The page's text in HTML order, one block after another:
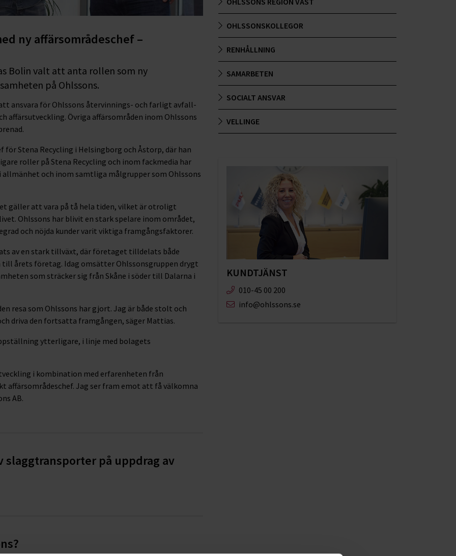
ny affärsområdeschef –
Bolin valt att anta rollen som ny
på Ohlssons.
ansvara för Ohlssons återvinnings- och farligt avfall-
Övriga affärsområden inom Ohlssons
Stena Recycling i Helsingborg och Åstorp, där han
roller på Stena Recycling och inom fackmedia har
och inom samtliga målgrupper som Ohlssons
gäller att vara på tå hela tiden, vilket är otroligt
Ohlssons har blivit en stark spelare inom området,
och nöjda kunder varit viktiga framgångsfaktorer.
av en stark tillväxt, där företaget tilldelats både
årets företag. Idag omsätter Ohlssonsgruppen drygt
som sträcker sig från Skåne i söder till Dalarna i
resa som Ohlssons har gjort. Jag är både stolt och
driva den fortsatta framgången, säger Mattias.
ytterligare, i linje med bolagets
i kombination med erfarenheten från
Jag ser fram emot att få välkomna
AB.
slaggtransporter på uppdrag av
OHLSSONSKOLLEGOR
RENHÅLLNING
SAMARBETEN
SOCIALT ANSVAR
VELLINGE
KUNDTJÄNST
010-45 00 200​
info@ohlssons.se